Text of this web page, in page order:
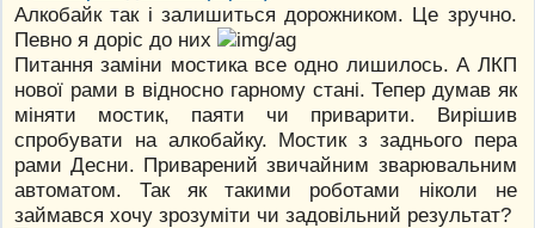
Алкобайк так і залишиться дорожником. Це зручно.
Певно я доріс до них
Питання заміни мостика все одно лишилось. А ЛКП
нової рами в відносно гарному стані. Тепер думав як
міняти мостик, паяти чи приварити. Вирішив
спробувати на алкобайку. Мостик з заднього пера
рами Десни. Приварений звичайним зварювальним
автоматом. Так як такими роботами ніколи не
займався хочу зрозуміти чи задовільний результат?